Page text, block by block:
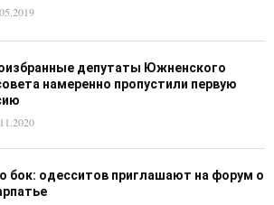
депутаты Южненского
намеренно пропустили первую
бок: одесситов приглашают на форум о